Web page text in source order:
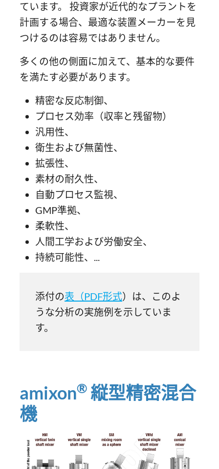
ています。 投資家が近代的なプラントを
計画する場合、最適な装置メーカーを見
つけるのは容易ではありません。
多くの他の側面に加えて、基本的な要件
を満たす必要があります。
精密な反応制御、
プロセス効率（収率と残留物）
汎用性、
衛生および無菌性、
拡張性、
素材の耐久性、
自動プロセス監視、
GMP準拠、
柔軟性、
人間工学および労働安全、
持続可能性、...
添付の表（PDF形式）は、このよ
うな分析の実施例を示していま
す。
amixon® 縦型精密混合
機